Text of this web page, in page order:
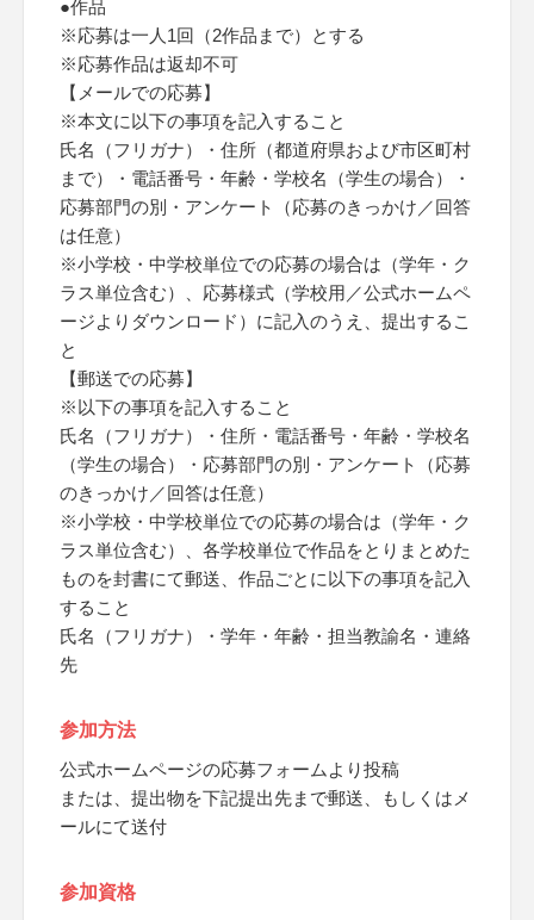
●作品
※応募は一人1回（2作品まで）とする
※応募作品は返却不可
【メールでの応募】
※本文に以下の事項を記入すること
氏名（フリガナ）・住所（都道府県および市区町村
まで）・電話番号・年齢・学校名（学生の場合）・
応募部門の別・アンケート（応募のきっかけ／回答
は任意）
※小学校・中学校単位での応募の場合は（学年・ク
ラス単位含む）、応募様式（学校用／公式ホームペ
ージよりダウンロード）に記入のうえ、提出するこ
と
【郵送での応募】
※以下の事項を記入すること
氏名（フリガナ）・住所・電話番号・年齢・学校名
（学生の場合）・応募部門の別・アンケート（応募
のきっかけ／回答は任意）
※小学校・中学校単位での応募の場合は（学年・ク
ラス単位含む）、各学校単位で作品をとりまとめた
ものを封書にて郵送、作品ごとに以下の事項を記入
すること
氏名（フリガナ）・学年・年齢・担当教諭名・連絡
先
参加方法
公式ホームページの応募フォームより投稿
または、提出物を下記提出先まで郵送、もしくはメ
ールにて送付
参加資格